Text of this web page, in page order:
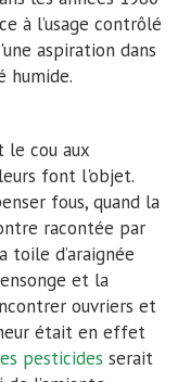
à l’usage contrôlé
aspiration dans
humide.
le cou aux
font l'objet.
fous, quand la
racontée par
toile d’araignée
et la
ouvriers et
était en effet
pesticides serait